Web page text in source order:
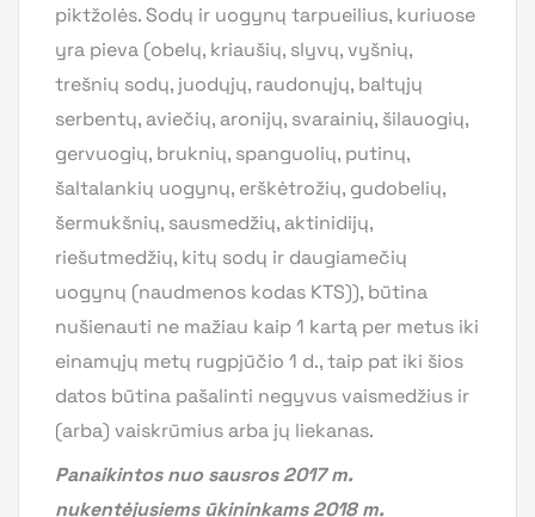
piktžolės. Sodų ir uogynų tarpueilius, kuriuose
yra pieva (obelų, kriaušių, slyvų, vyšnių,
trešnių sodų, juodųjų, raudonųjų, baltųjų
serbentų, aviečių, aronijų, svarainių, šilauogių,
gervuogių, bruknių, spanguolių, putinų,
šaltalankių uogynų, erškėtrožių, gudobelių,
šermukšnių, sausmedžių, aktinidijų,
riešutmedžių, kitų sodų ir daugiamečių
uogynų (naudmenos kodas KTS)), būtina
nušienauti ne mažiau kaip 1 kartą per metus iki
einamųjų metų rugpjūčio 1 d., taip pat iki šios
datos būtina pašalinti negyvus vaismedžius ir
(arba) vaiskrūmius arba jų liekanas.
Panaikintos nuo sausros 2017 m.
nukentėjusiems ūkininkams 2018 m.